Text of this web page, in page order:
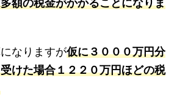
額の税金がかかることになりま
なりますが仮に３０００万円分
けた場合１２２０万円ほどの税